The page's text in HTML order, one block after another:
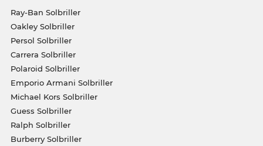
Ray-Ban Solbriller
Oakley Solbriller
Persol Solbriller
Carrera Solbriller
Polaroid Solbriller
Emporio Armani Solbriller
Michael Kors Solbriller
Guess Solbriller
Ralph Solbriller
Burberry Solbriller